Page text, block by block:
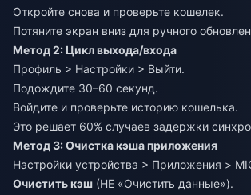
Откройте снова и проверьте кошелек.
Потяните экран вниз для ручного
Метод 2: Цикл выхода/входа
Профиль > Настройки > Выйти.
Подождите 30–60 секунд.
Войдите и проверьте историю кошелька.
Это решает 60% случаев задержки
Метод 3: Очистка кэша приложения
Настройки устройства > Приложения >
Очистить кэш (НЕ «Очистить данные»).